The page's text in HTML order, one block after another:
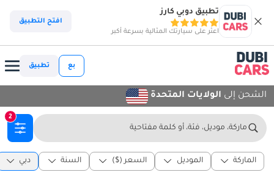
تطبيق دوبي كارز
اعثر على سيارتك المثالية بسرعة أكبر
افتح التطبيق
بع تطبيق
الشحن إلى الولايات المتحدة
ماركة، موديل، فئة، أو كلمة مفتاحية
2
الماركة الموديل السعر ($) السنة دبي